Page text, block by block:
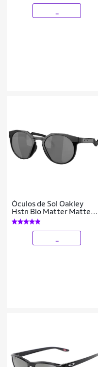
Óculos de Sol Oakley
Hstn Bio Matter Matte
Black Prizm